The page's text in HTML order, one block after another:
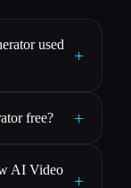
used
+
free? +
AI Video
+